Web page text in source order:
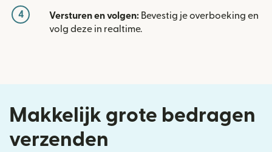
4 Versturen en volgen: Bevestig je overboeking en
volg deze in realtime.
Makkelijk grote bedragen
verzenden